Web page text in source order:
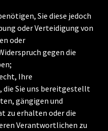
Sie diese jedoch
oder Verteidigung von
oder
gegen die
Ihre
die Sie uns bereitgestellt
gängigen und
zu erhalten oder die
Verantwortlichen zu